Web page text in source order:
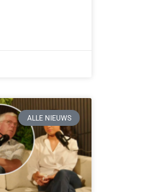
ALLE NIEUWS